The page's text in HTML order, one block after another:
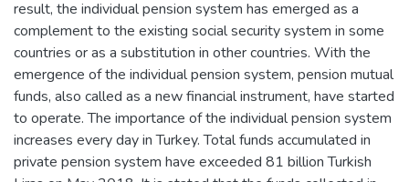
result, the individual pension system has emerged as a
complement to the existing social security system in some
countries or as a substitution in other countries. With the
emergence of the individual pension system, pension mutual
funds, also called as a new financial instrument, have started
to operate. The importance of the individual pension system
increases every day in Turkey. Total funds accumulated in
private pension system have exceeded 81 billion Turkish